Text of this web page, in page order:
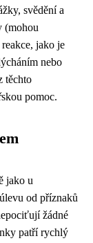
svědění a
(mohou
jako je
nebo
těchto
pomoc.
jako u
od příznaků
žádné
patří rychlý